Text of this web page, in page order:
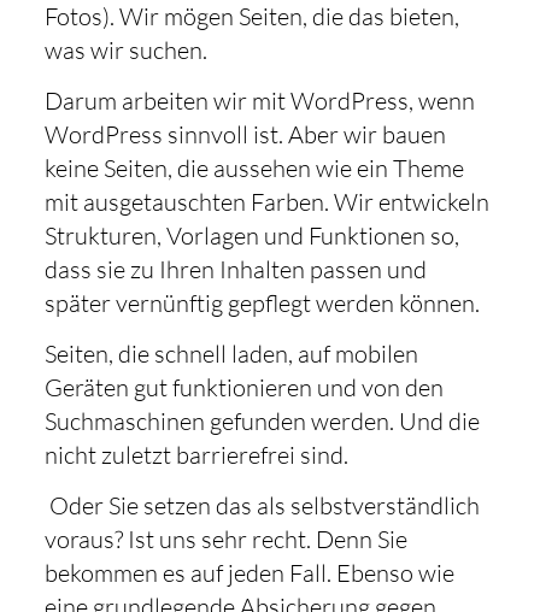
Fotos). Wir mögen Seiten, die das bieten,
was wir suchen.
Darum arbeiten wir mit WordPress, wenn
WordPress sinnvoll ist. Aber wir bauen
keine Seiten, die aussehen wie ein Theme
mit ausgetauschten Farben. Wir entwickeln
Strukturen, Vorlagen und Funktionen so,
dass sie zu Ihren Inhalten passen und
später vernünftig gepflegt werden können.
Seiten, die schnell laden, auf mobilen
Geräten gut funktionieren und von den
Suchmaschinen gefunden werden. Und die
nicht zuletzt barrierefrei sind.
Oder Sie setzen das als selbstverständlich
voraus? Ist uns sehr recht. Denn Sie
bekommen es auf jeden Fall. Ebenso wie